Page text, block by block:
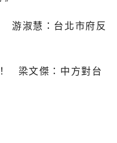
游淑慧：台北市府反
梁文傑：中方對台